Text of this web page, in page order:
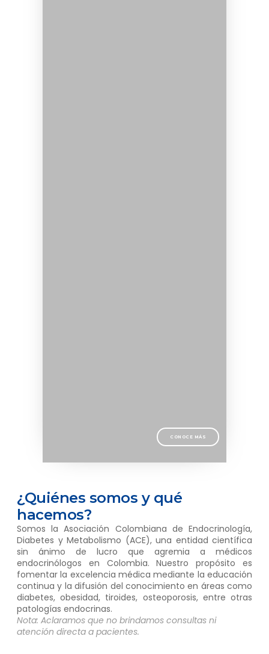
CONOCE MÁS
¿Quiénes somos y qué
hacemos?
Somos la Asociación Colombiana de Endocrinología,
Diabetes y Metabolismo (ACE), una entidad científica
sin ánimo de lucro que agremia a médicos
endocrinólogos en Colombia. Nuestro propósito es
fomentar la excelencia médica mediante la educación
continua y la difusión del conocimiento en áreas como
diabetes, obesidad, tiroides, osteoporosis, entre otras
patologías endocrinas.
Nota: Aclaramos que no brindamos consultas ni
atención directa a pacientes.